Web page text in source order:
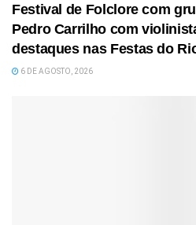
Festival de Folclore com
Pedro Carrilho com
destaques nas Festas do
6 DE AGOSTO, 2026